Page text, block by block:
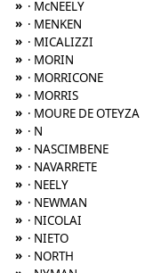
» · McNEELY
» · MENKEN
» · MICALIZZI
» · MORIN
» · MORRICONE
» · MORRIS
» · MOURE DE OTEYZA
» · N
» · NASCIMBENE
» · NAVARRETE
» · NEELY
» · NEWMAN
» · NICOLAI
» · NIETO
» · NORTH